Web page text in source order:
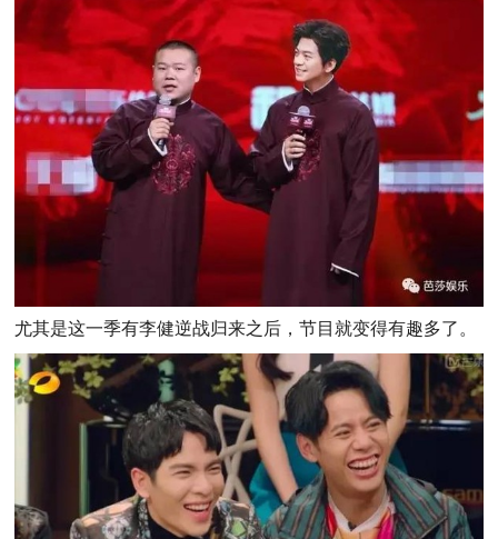
尤其是这一季有李健逆战归来之后，节目就变得有趣多了。